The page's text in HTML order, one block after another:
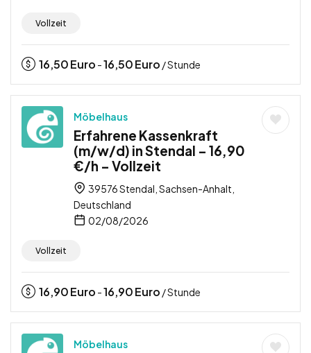
Vollzeit
16,50Euro -16,50Euro / Stunde
Möbelhaus
Erfahrene Kassenkraft
(m/w/d) in Stendal – 16,90
€/h – Vollzeit
39576 Stendal, Sachsen-Anhalt,
Deutschland
02/08/2026
Vollzeit
16,90Euro -16,90Euro / Stunde
Möbelhaus